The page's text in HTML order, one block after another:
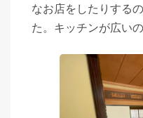
なお店をしたりする
た。キッチンが広い